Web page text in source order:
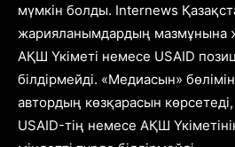
мүмкін болды. Internews
жарияланымдардың мазмұнына
АҚШ Үкіметі немесе USAID
білдірмейді. «Медиасын»
автордың көзқарасын
USAID-тің немесе АҚШ